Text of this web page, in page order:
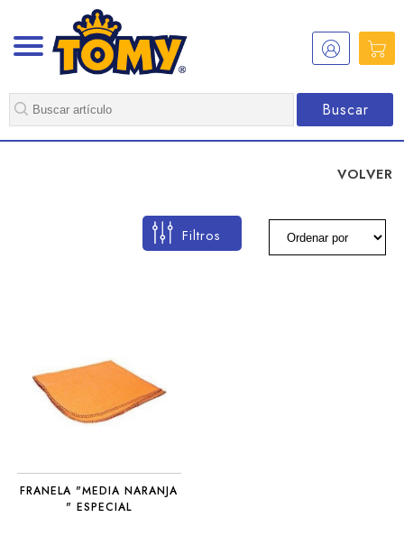
Buscar
VOLVER
Filtros
FRANELA "MEDIA NARANJA
" ESPECIAL